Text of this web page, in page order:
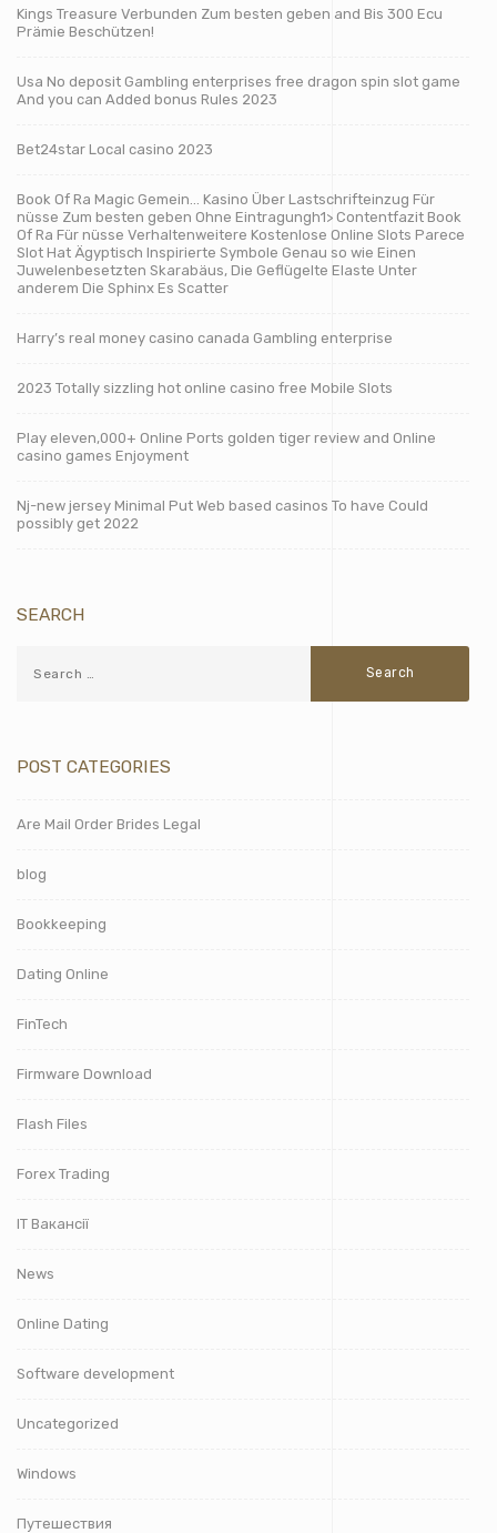
Kings Treasure Verbunden Zum besten geben and Bis 300 Ecu
Prämie Beschützen!
Usa No deposit Gambling enterprises free dragon spin slot game
And you can Added bonus Rules 2023
Bet24star Local casino 2023
Book Of Ra Magic Gemein… Kasino Über Lastschrifteinzug Für
nüsse Zum besten geben Ohne Eintragungh1> Contentfazit Book
Of Ra Für nüsse Verhaltenweitere Kostenlose Online Slots Parece
Slot Hat Ägyptisch Inspirierte Symbole Genau so wie Einen
Juwelenbesetzten Skarabäus, Die Geflügelte Elaste Unter
anderem Die Sphinx Es Scatter
Harry’s real money casino canada Gambling enterprise
2023 Totally sizzling hot online casino free Mobile Slots
Play eleven,000+ Online Ports golden tiger review and Online
casino games Enjoyment
Nj-new jersey Minimal Put Web based casinos To have Could
possibly get 2022
SEARCH
POST CATEGORIES
Are Mail Order Brides Legal
blog
Bookkeeping
Dating Online
FinTech
Firmware Download
Flash Files
Forex Trading
IT Вакансії
News
Online Dating
Software development
Uncategorized
Windows
Путешествия